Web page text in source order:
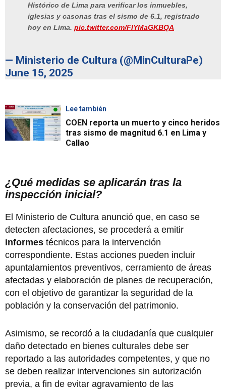
Histórico de Lima para verificar los inmuebles,
iglesias y casonas tras el sismo de 6.1, registrado
hoy en Lima. pic.twitter.com/FlYMaGKBQA
— Ministerio de Cultura (@MinCulturaPe)
June 15, 2025
Lee también
COEN reporta un muerto y cinco heridos
tras sismo de magnitud 6.1 en Lima y
Callao
¿Qué medidas se aplicarán tras la
inspección inicial?
El Ministerio de Cultura anunció que, en caso se
detecten afectaciones, se procederá a emitir
informes técnicos para la intervención
correspondiente. Estas acciones pueden incluir
apuntalamientos preventivos, cerramiento de áreas
afectadas y elaboración de planes de recuperación,
con el objetivo de garantizar la seguridad de la
población y la conservación del patrimonio.
Asimismo, se recordó a la ciudadanía que cualquier
daño detectado en bienes culturales debe ser
reportado a las autoridades competentes, y que no
se deben realizar intervenciones sin autorización
previa, a fin de evitar agravamiento de las